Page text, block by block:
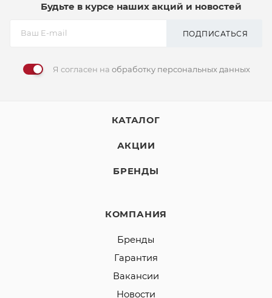
Будьте в курсе наших акций и новостей
ПОДПИСАТЬСЯ
Я согласен на обработку персональных данных
КАТАЛОГ
АКЦИИ
БРЕНДЫ
КОМПАНИЯ
Бренды
Гарантия
Вакансии
Новости